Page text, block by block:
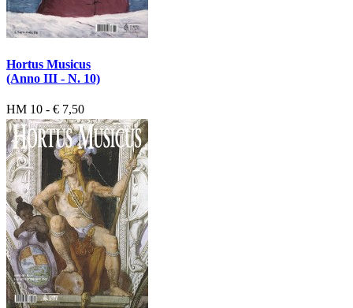
Hortus Musicus
(Anno III - N. 10)
HM 10 - € 7,50